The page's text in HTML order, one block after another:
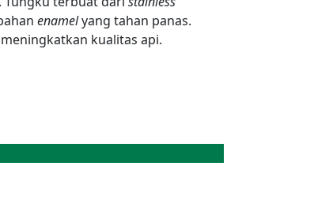
enamelyang tahan panas.
kualitas api.